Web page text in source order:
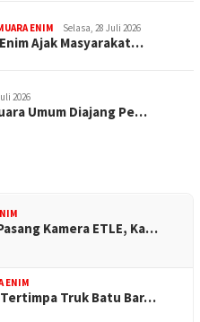
ENIM Selasa, 28 Juli 2026
Ajak Masyarakat…
2026
Umum Diajang Pe…
Kamera ETLE, Ka…
ENIM
Tertimpa Truk Batu Bar…